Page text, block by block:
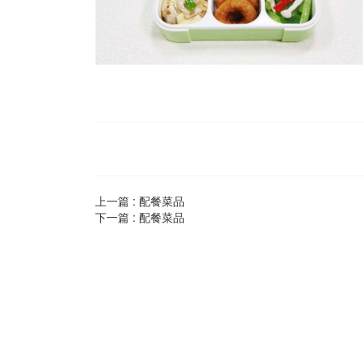
上一篇 : 配餐菜品
下一篇 : 配餐菜品